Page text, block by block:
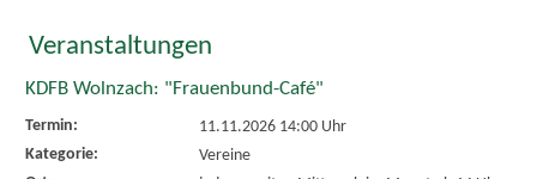
Veranstaltungen
KDFB Wolnzach: "Frauenbund-Café"
Termin:
11.11.2026 14:00 Uhr
Kategorie:
Vereine